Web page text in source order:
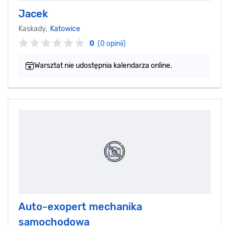
Jacek
Kaskady, Katowice
0 (0 opinii)
Warsztat nie udostępnia kalendarza online.
Auto-exopert mechanika
samochodowa